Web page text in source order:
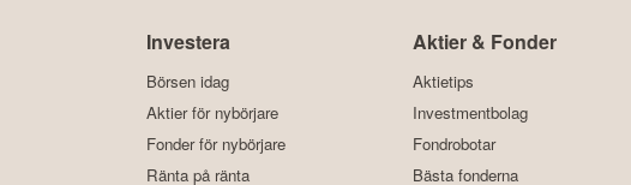
Investera
Börsen idag
Aktier för nybörjare
Fonder för nybörjare
Ränta på ränta
Aktier & Fonder
Aktietips
Investmentbolag
Fondrobotar
Bästa fonderna